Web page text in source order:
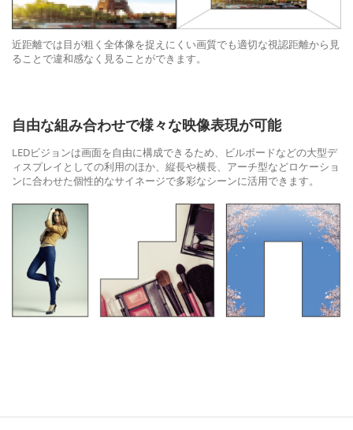
近距離では目が粗く全体像を捉えにくい画質でも適切な視認距離から見
ることで違和感なく見ることができます。
自由な組み合わせで様々な映像表現が可能
LEDビジョンは画面を自由に構成できるため、ビルボードなどの大型デ
ィスプレイとしての利用のほか、縦長や横長、アーチ型などロケーショ
ンに合わせた個性的なサイネージで多彩なシーンに活用できます。